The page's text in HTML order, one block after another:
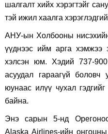
шалгалт хийх хэрэгтэйг
тэй ижил хаалга
АНУ-ын Холбооны
үүднээс ийм арга хэмжээ
хэлсэн юм. Хэдий 737-
асуудал гараагүй боловч
юунаас илүү чухал
байна.
Энэ сарын 5-нд
Alaska Airlines-ийн